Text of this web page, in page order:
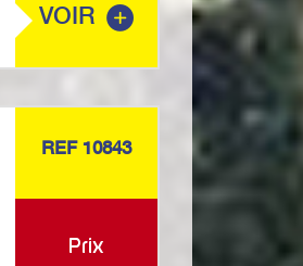
VOIR
REF 10843
Prix